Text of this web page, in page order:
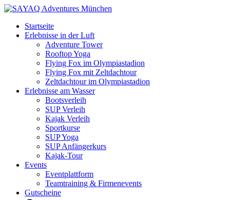
Startseite
Erlebnisse in der Luft
Adventure Tower
Rooftop Yoga
Flying Fox im Olympiastadion
Flying Fox mit Zeltdachtour
Zeltdachtour im Olympiastadion
Erlebnisse am Wasser
Bootsverleih
SUP Verleih
Kajak Verleih
Sportkurse
SUP Yoga
SUP Anfängerkurs
Kajak-Tour
Events
Eventplattform
Teamtraining & Firmenevents
Gutscheine